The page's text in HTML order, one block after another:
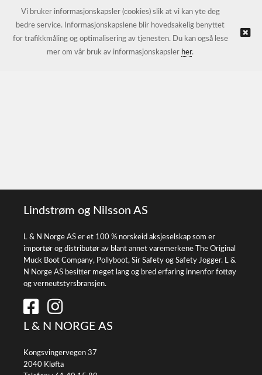
Lindstrøm og Nilsson AS
L & N Norge AS er et 100 % norskeid aksjeselskap som er
importør og distributør av blant annet varemerkene The Original
Muck Boot Company, Pollyboot, Sir Safety og Safety Jogger. L &
N Norge AS besitter meget lang og bred erfaring innenfor fottøy
og verneutstyrsbransjen.
L & N NORGE AS
Kongsvingervegen 37
2040 Kløfta
Vi bruker informasjonskapsler (cookies) slik at vi kan yte deg
bedre service. Informasjonskapslene blir hovedsakelig benyttet
for trafikkmåling og optimalisering av tjenesten. Du kan også lese
mer om vår bruk av informasjonskapsler her.